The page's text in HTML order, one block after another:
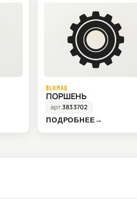
BLUMAQ
ПОРШЕНЬ
арт.3833702
ПОДРОБНЕЕ→